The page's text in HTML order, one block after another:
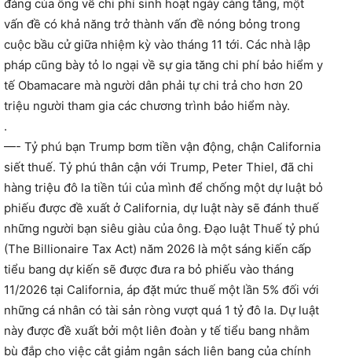
đảng của ông về chi phí sinh hoạt ngày càng tăng, một
vấn đề có khả năng trở thành vấn đề nóng bỏng trong
cuộc bầu cử giữa nhiệm kỳ vào tháng 11 tới. Các nhà lập
pháp cũng bày tỏ lo ngại về sự gia tăng chi phí bảo hiểm y
tế Obamacare mà người dân phải tự chi trả cho hơn 20
triệu người tham gia các chương trình bảo hiểm này.
.
—- Tỷ phú bạn Trump bơm tiền vận động, chận California
siết thuế. Tỷ phú thân cận với Trump, Peter Thiel, đã chi
hàng triệu đô la tiền túi của mình để chống một dự luật bỏ
phiếu được đề xuất ở California, dự luật này sẽ đánh thuế
những người bạn siêu giàu của ông. Đạo luật Thuế tỷ phú
(The Billionaire Tax Act) năm 2026 là một sáng kiến cấp
tiểu bang dự kiến sẽ được đưa ra bỏ phiếu vào tháng
11/2026 tại California, áp đặt mức thuế một lần 5% đối với
những cá nhân có tài sản ròng vượt quá 1 tỷ đô la. Dự luật
này được đề xuất bởi một liên đoàn y tế tiểu bang nhằm
bù đắp cho việc cắt giảm ngân sách liên bang của chính